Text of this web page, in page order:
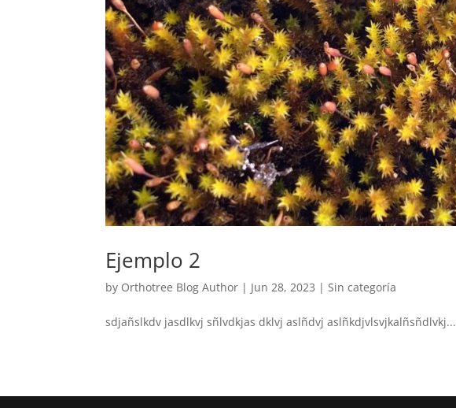
Ejemplo 2
by Orthotree Blog Author | Jun 28, 2023 |Sin categoría
sdjañslkdv jasdlkvj sñlvdkjas dklvj aslñdvj aslñkdjvlsvjkalñsñdlvkj...